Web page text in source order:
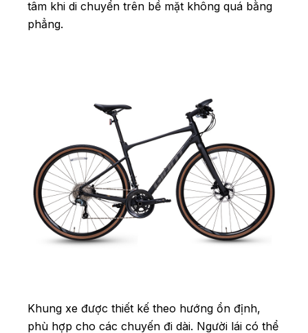
tâm khi di chuyển trên bề mặt không quá bằng
phẳng.
Khung xe được thiết kế theo hướng ổn định,
phù hợp cho các chuyến đi dài. Người lái có thể